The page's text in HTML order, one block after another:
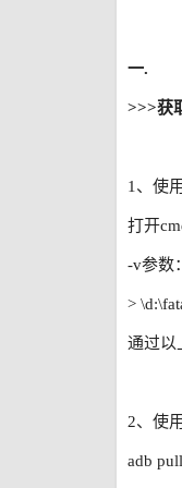
一.
>>>获
1、使
打开
-v参数
>
通过以
2、使
adb